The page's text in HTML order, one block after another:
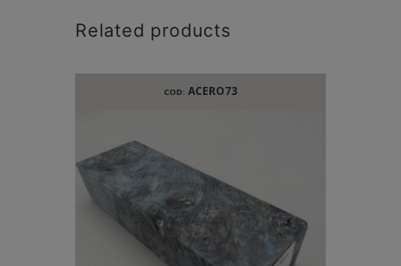
Related products
COD: ACERO73